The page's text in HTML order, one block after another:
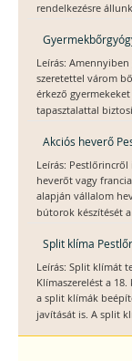
rendelkezésre
Leírás:
szeretettel várom
érkező
tapasztalattal
Akciós heverő
Leírás:
heverőt vagy
alapján vállalom
bútorok készítését
Split klíma
Leírás: Split klímát
Klímaszerelést a
a split klímák
javítását is. A split